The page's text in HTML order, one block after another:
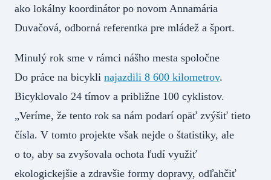
ako lokálny koordinátor po novom Annamária
Duvačová, odborná referentka pre mládež a šport.
Minulý rok sme v rámci nášho mesta spoločne
Do práce na bicykli najazdili 8 600 kilometrov.
Bicyklovalo 24 tímov a približne 100 cyklistov.
„Veríme, že tento rok sa nám podarí opäť zvýšiť tieto
čísla. V tomto projekte však nejde o štatistiky, ale
o to, aby sa zvyšovala ochota ľudí využiť
ekologickejšie a zdravšie formy dopravy, odľahčiť